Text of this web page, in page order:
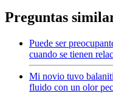
Preguntas
Puede ser
cuando se tienen
Mi novio tuvo
fluido con un olor